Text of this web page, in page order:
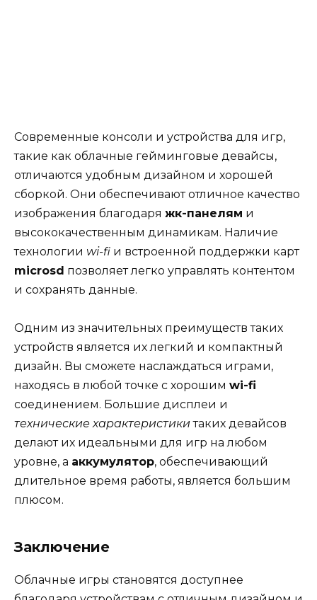
Современные консоли и устройства для игр,
такие как облачные гейминговые девайсы,
отличаются удобным дизайном и хорошей
сборкой. Они обеспечивают отличное качество
изображения благодаря жк-панелям и
высококачественным динамикам. Наличие
технологии wi-fi и встроенной поддержки карт
microsd позволяет легко управлять контентом
и сохранять данные.
Одним из значительных преимуществ таких
устройств является их легкий и компактный
дизайн. Вы сможете наслаждаться играми,
находясь в любой точке с хорошим wi-fi
соединением. Большие дисплеи и
технические характеристикитаких девайсов
делают их идеальными для игр на любом
уровне, а аккумулятор, обеспечивающий
длительное время работы, является большим
плюсом.
Заключение
Облачные игры становятся доступнее